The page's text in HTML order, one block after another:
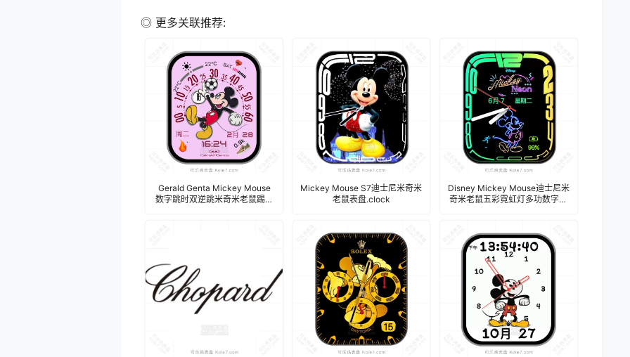
◎ 更多关联推荐:
Gerald Genta Mickey Mouse
数字跳时双逆跳米奇米老鼠踢足
Mickey Mouse S7迪士尼米奇米
老鼠表盘.clock
Disney Mickey Mouse迪士尼米
奇米老鼠五彩霓虹灯多功数字表